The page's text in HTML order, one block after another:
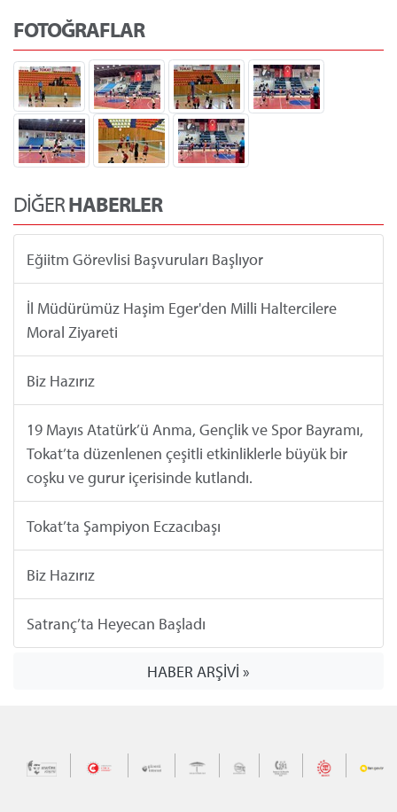
FOTOĞRAFLAR
DİĞERHABERLER
Eğiitm Görevlisi Başvuruları Başlıyor
İl Müdürümüz Haşim Eger'den Milli Haltercilere
Moral Ziyareti
Biz Hazırız
19 Mayıs Atatürk’ü Anma, Gençlik ve Spor Bayramı,
Tokat’ta düzenlenen çeşitli etkinliklerle büyük bir
coşku ve gurur içerisinde kutlandı.
Tokat’ta Şampiyon Eczacıbaşı
Biz Hazırız
Satranç’ta Heyecan Başladı
HABER ARŞİVİ »